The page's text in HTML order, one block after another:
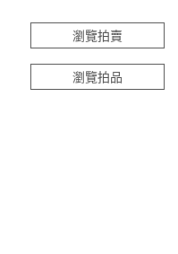
瀏覽拍賣
瀏覽拍品